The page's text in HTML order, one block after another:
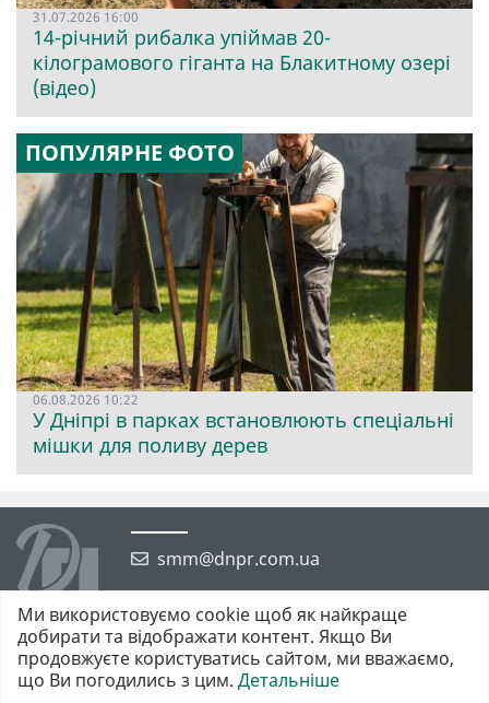
31.07.2026 16:00
14-річний рибалка упіймав 20-
кілограмового гіганта на Блакитному озері
(відео)
ПОПУЛЯРНЕ ФОТО
06.08.2026 10:22
У Дніпрі в парках встановлюють спеціальні
мішки для поливу дерев
smm@dnpr.com.ua
©2026 https://dnpr.com.ua Дніпровська порадниця
Ми використовуємо cookie щоб як найкраще
добирати та відображати контент. Якщо Ви
продовжуєте користуватись сайтом, ми вважаємо,
що Ви погодились з цим. Детальніше